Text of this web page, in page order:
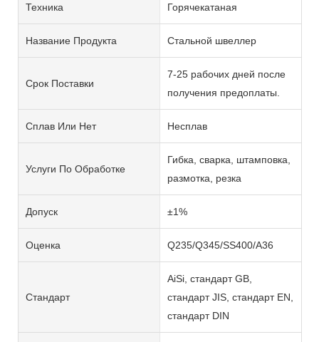
Техника Горячекатаная
Название Продукта Стальной швеллер
Срок Поставки
7-25 рабочих дней после
получения предоплаты.
Сплав Или Нет Несплав
Услуги По Обработке
Гибка, сварка, штамповка,
размотка, резка
Допуск ±1%
Оценка Q235/Q345/SS400/A36
Стандарт
AiSi, стандарт GB,
стандарт JIS, стандарт EN,
стандарт DIN